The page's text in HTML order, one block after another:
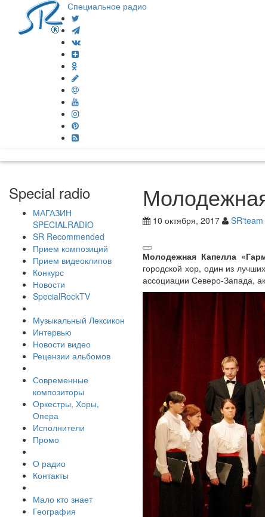
Специальное радио
Special radio
МАГАЗИН
SPECIALRADIO
SR Recommended
Прием композиций
Прием видеоклипов
Конкурс
Новости
SpecialRockTV
Музыкальный Лексикон
Интервью
Новости видео
Рецензии альбомов
Современные
композиторы
Оркестры, Хоры,
Опера
Исполнители
Промо
О радио
Контакты
Мало кто знает
География
10 октября, 2017 SR'team
Молодежная Капелла
городской хор, один из
ассоциации Северо-Запада,